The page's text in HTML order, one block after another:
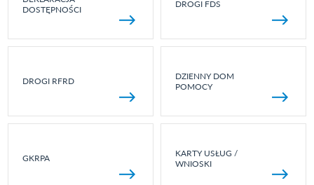
DOSTĘPNOŚCI
DROGI FDS
DROGI RFRD
DZIENNY DOM
POMOCY
GKRPA
KARTY USŁUG /
WNIOSKI